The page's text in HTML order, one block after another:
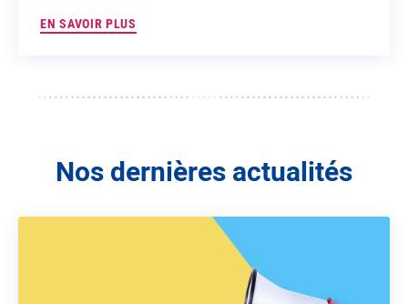
EN SAVOIR PLUS
Nos dernières actualités